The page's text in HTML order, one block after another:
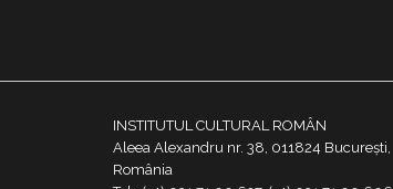
INSTITUTUL CULTURAL ROMÂN
Aleea Alexandru nr. 38, 011824 București,
România